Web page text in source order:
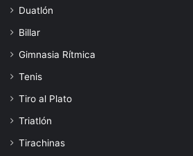
Duatlón
Billar
Gimnasia Rítmica
Tenis
Tiro al Plato
Triatlón
Tirachinas